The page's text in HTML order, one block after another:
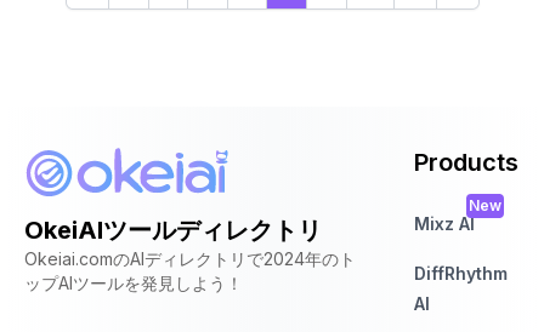
リソースとなっています。
OkeiAIツールディレクトリ
Okeiai.comのAIディレクトリで2024年のト
ップAIツールを発見しよう！
Products
Mixz AI
New
DiffRhythm
AI